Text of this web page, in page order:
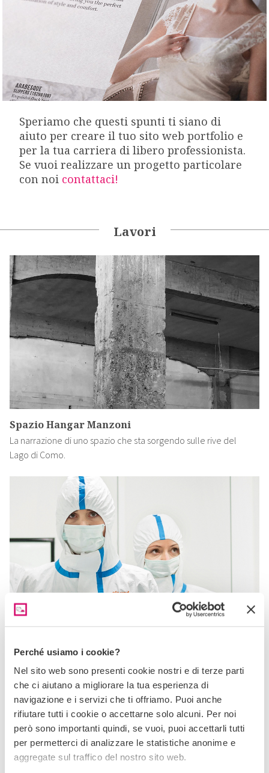
Perché usiamo i cookie?
Nel sito web sono presenti cookie nostri e di terze parti
che ci aiutano a migliorare la tua esperienza di
navigazione e i servizi che ti offriamo. Puoi anche
rifiutare tutti i cookie o accettarne solo alcuni. Per noi
però sono importanti quindi, se vuoi, puoi accettarli tutti
per permetterci di analizzare le statistiche anonime e
aggregate sul traffico del nostro sito web.
Speriamo che questi spunti ti siano di
aiuto per creare il tuo sito web portfolio e
per la tua carriera di libero professionista.
Se vuoi realizzare un progetto particolare
con noi contattaci!
Lavori
Spazio Hangar Manzoni
La narrazione di uno spazio che sta sorgendo sulle rive del
Lago di Como.
Elexind Spa
che ha l'innovazione nel DNA.